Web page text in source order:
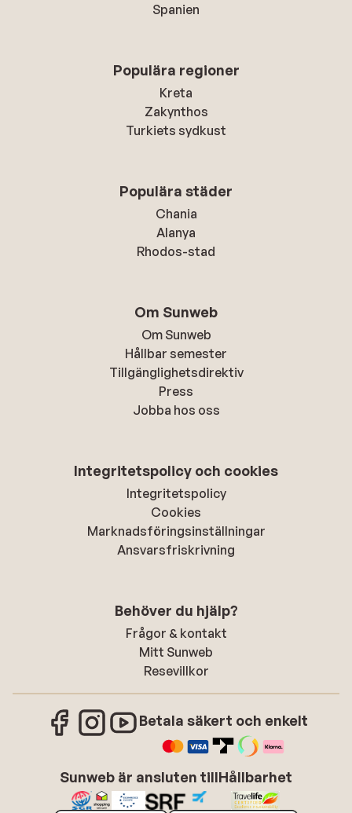
Spanien
Populära regioner
Kreta
Zakynthos
Turkiets sydkust
Populära städer
Chania
Alanya
Rhodos-stad
Om Sunweb
Om Sunweb
Hållbar semester
Tillgänglighetsdirektiv
Press
Jobba hos oss
Integritetspolicy och cookies
Integritetspolicy
Cookies
Marknadsföringsinställningar
Ansvarsfriskrivning
Behöver du hjälp?
Frågor & kontakt
Mitt Sunweb
Resevillkor
Betala säkert och enkelt
Sunweb är ansluten tillHållbarhet